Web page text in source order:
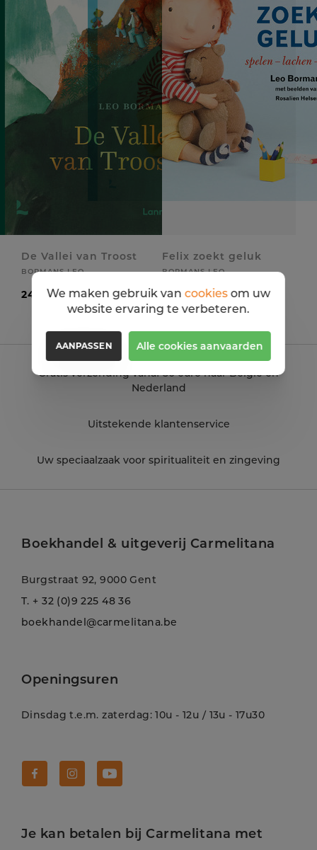
De Vallei van Troost
BORMANS LEO
24,99 EUR
Felix zoekt geluk
BORMANS LEO
19,99 EUR
Gratis verzending vanaf 50 euro naar België en
Nederland
Uitstekende klantenservice
Uw speciaalzaak voor spiritualiteit en zingeving
Boekhandel & uitgeverij Carmelitana
Burgstraat 92, 9000 Gent
T. + 32 (0)9 225 48 36
boekhandel@carmelitana.be
Openingsuren
Dinsdag t.e.m. zaterdag: 10u - 12u / 13u - 17u30
Je kan betalen bij Carmelitana met
We maken gebruik van cookiesom uw
website ervaring te verbeteren.
AANPASSEN Alle cookies aanvaarden